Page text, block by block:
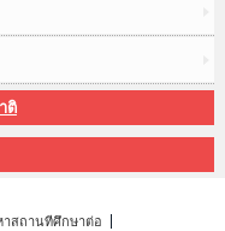
ติ
าสถานที่ศึกษาต่อ